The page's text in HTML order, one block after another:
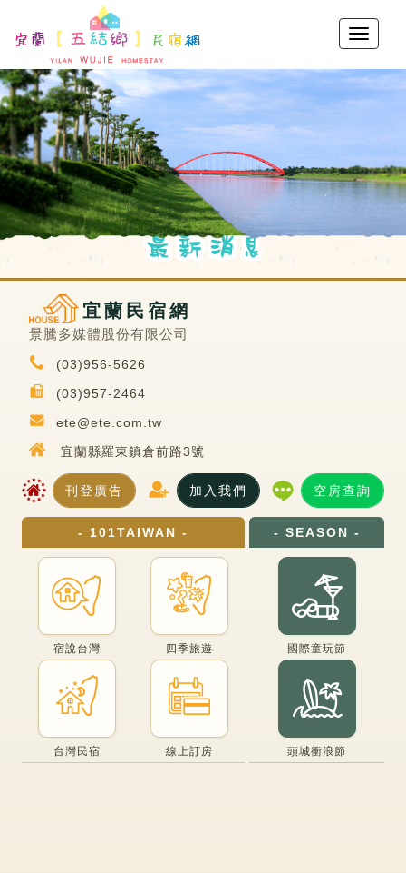
宜蘭民宿網
景騰多媒體股份有限公司
(03)956-5626
(03)957-2464
ete@ete.com.tw
宜蘭縣羅東鎮倉前路3號
刊登廣告 加入我們 空房查詢
- 101TAIWAN -
宿說台灣 四季旅遊
台灣民宿 線上訂房
- SEASON -
國際童玩節
頭城衝浪節